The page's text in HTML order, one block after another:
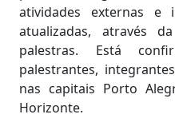
atividades externas e
atualizadas, através
palestras. Está
palestrantes,
nas capitais Porto
Horizonte.